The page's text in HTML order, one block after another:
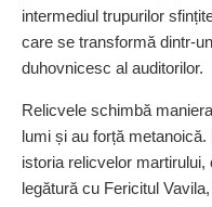
intermediul trupurilor
care se transformă
duhovnicesc al auditorilor.
Relicvele schimbă
lumi și au forță
istoria relicvelor
legătură cu Fericitul